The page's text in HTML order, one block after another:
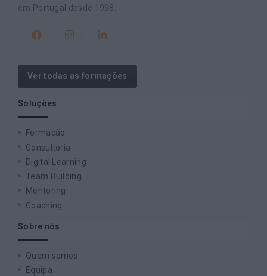
em Portugal desde 1998.
Ver todas as formações
Soluções
Formação
Consultoria
Digital Learning
Team Building
Mentoring
Coaching
Sobre nós
Quem somos
Equipa